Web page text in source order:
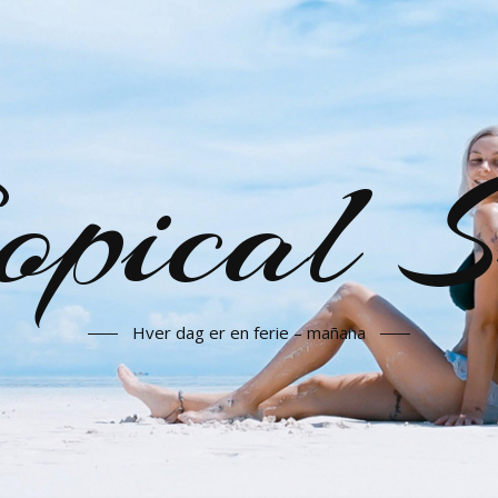
Hver dag er en ferie – mañana